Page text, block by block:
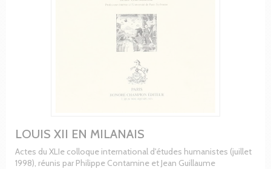
LOUIS XII EN MILANAIS
Actes du XLIe colloque international d'études humanistes (juillet
1998), réunis par Philippe Contamine et Jean Guillaume